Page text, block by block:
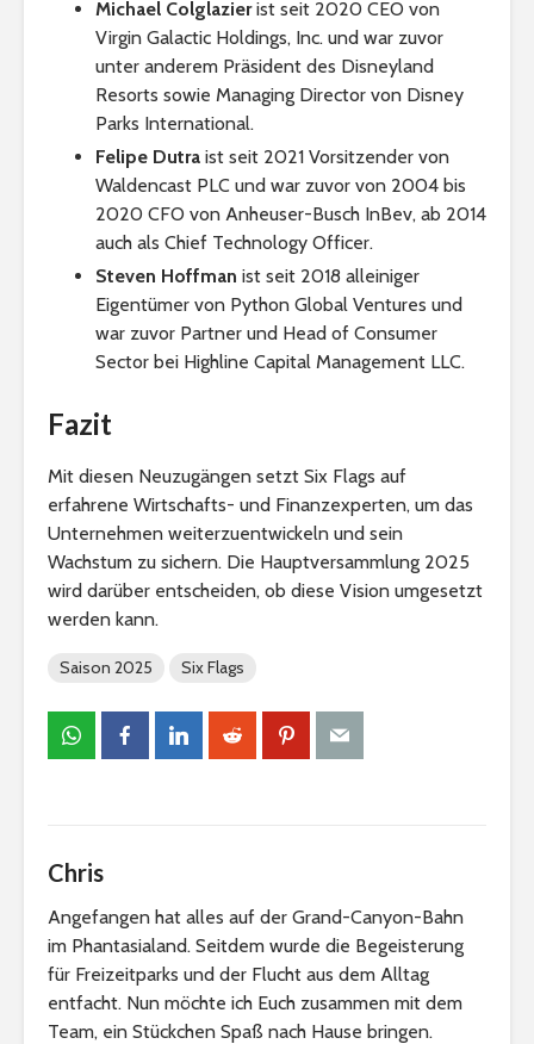
Michael Colglazierist seit 2020 CEO von
Virgin Galactic Holdings, Inc. und war zuvor
unter anderem Präsident des Disneyland
Resorts sowie Managing Director von Disney
Parks International.
Felipe Dutra ist seit 2021 Vorsitzender von
Waldencast PLC und war zuvor von 2004 bis
2020 CFO von Anheuser-Busch InBev, ab 2014
auch als Chief Technology Officer.
Steven Hoffman ist seit 2018 alleiniger
Eigentümer von Python Global Ventures und
war zuvor Partner und Head of Consumer
Sector bei Highline Capital Management LLC.
Fazit
Mit diesen Neuzugängen setzt Six Flags auf
erfahrene Wirtschafts- und Finanzexperten, um das
Unternehmen weiterzuentwickeln und sein
Wachstum zu sichern. Die Hauptversammlung 2025
wird darüber entscheiden, ob diese Vision umgesetzt
werden kann.
Saison 2025 Six Flags
Chris
Angefangen hat alles auf der Grand-Canyon-Bahn
im Phantasialand. Seitdem wurde die Begeisterung
für Freizeitparks und der Flucht aus dem Alltag
entfacht. Nun möchte ich Euch zusammen mit dem
Team, ein Stückchen Spaß nach Hause bringen.